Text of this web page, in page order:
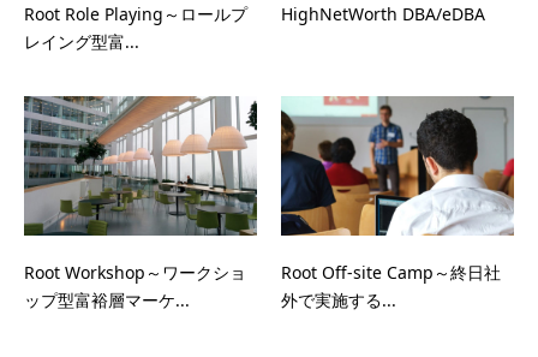
Root Role Playing～ロールプ
レイング型富...
HighNetWorth DBA/eDBA
Root Workshop～ワークショ
ップ型富裕層マーケ...
Root Off-site Camp～終日社
外で実施する...